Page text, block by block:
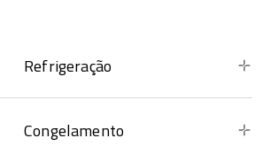
Refrigeração
Congelamento